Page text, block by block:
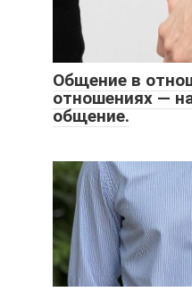
Общение в
отношениях —
общение.